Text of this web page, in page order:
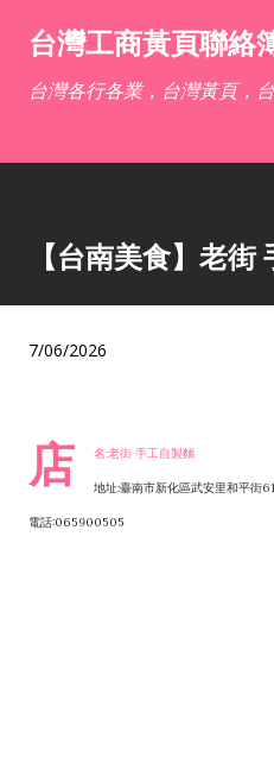
跳到主
台灣工商黃頁聯絡
台灣各行各業，台灣黃頁，
【台南美食】老街
7/06/2026
店 名:老街 手工自製麵
地址:臺南市新化區武安里和平街
電話:065900505